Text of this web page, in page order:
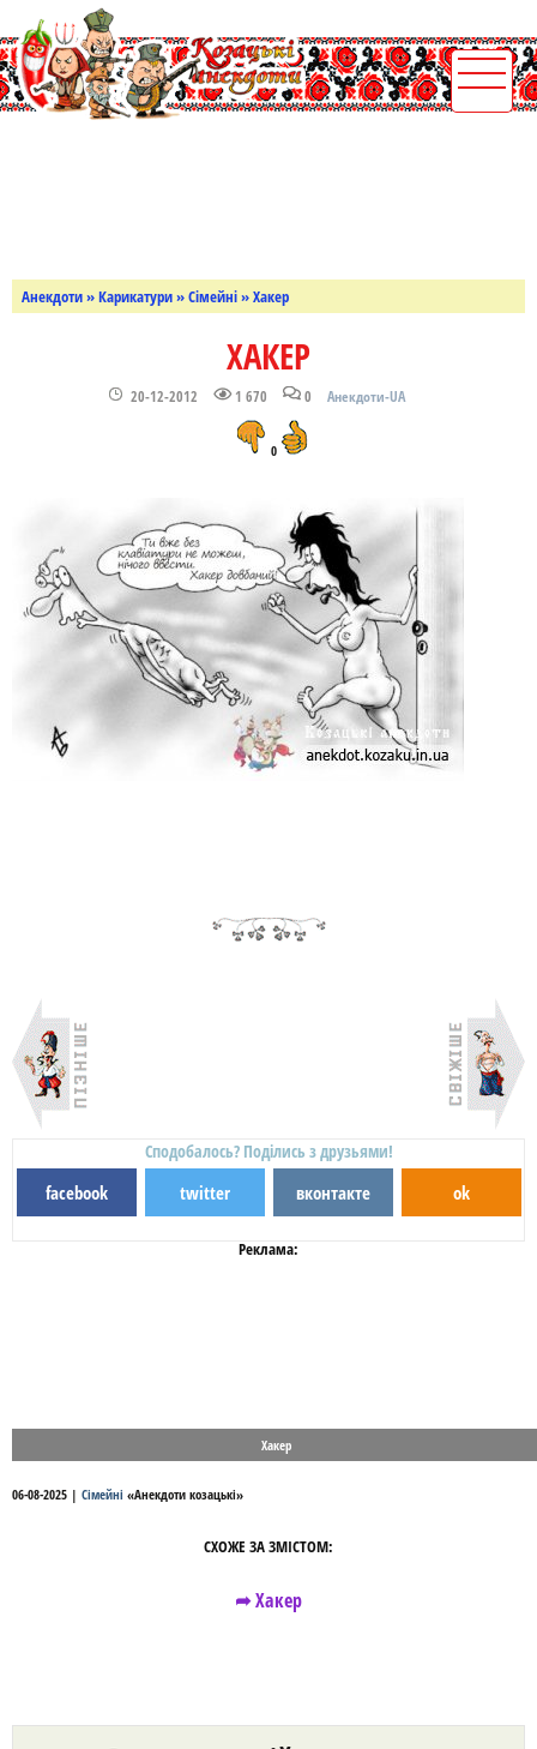
Анекдоти»Карикатури»Сімейні» Хакер
ХАКЕР
20-12-2012 1 670 0 Анекдоти-UA
0
Сподобалось? Поділись з друзьями!
facebook twitter вконтакте ok
Реклама:
Хакер
06-08-2025 | Сімейні «Анекдоти козацькі»
СХОЖЕ ЗА ЗМІСТОМ:
➦ Хакер